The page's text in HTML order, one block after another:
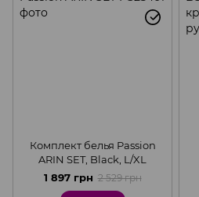
Комплект белья Passion
ARIN SET, Black, L/XL
1 897 грн 2 529 грн